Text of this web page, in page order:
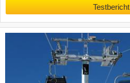
Testbericht